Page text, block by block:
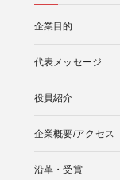
企業目的
代表メッセージ
役員紹介
企業概要/アクセス
沿革・受賞